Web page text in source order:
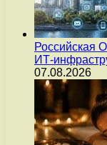
Российская
ИТ-
07.08.2026